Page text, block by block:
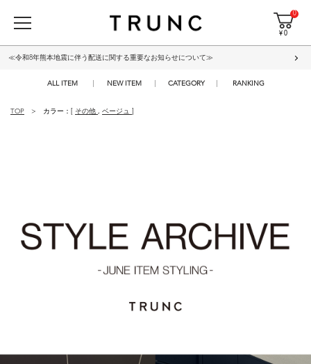
0
¥ 0
≪令和8年熊本地震に伴う配送に関する重要なお知らせについて≫
ALL ITEM NEW ITEM CATEGORY RANKING
TOP カラー：[ その他 , ベージュ